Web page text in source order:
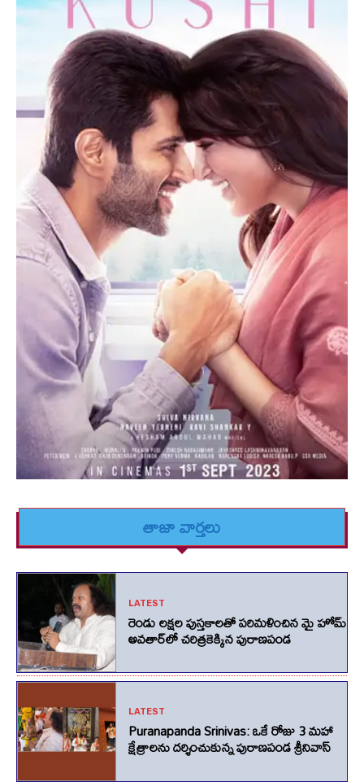
తాజా వార్తలు
LATEST
రెండు లక్షల పుస్తకాలతో పరిమళించిన మై హోమ్
అవతార్‌లో చరిత్రకెక్కిన పురాణపండ
LATEST
Puranapanda Srinivas: ఒకే రోజు 3 మహా
క్షేత్రాలను దర్శించుకున్న పురాణపండ శ్రీనివాస్